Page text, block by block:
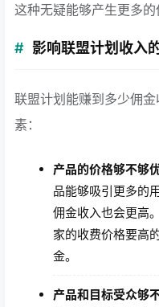
这种无疑能够产生更多的
影响联盟计划收入
联盟计划能赚到多少佣
素：
产品的价格够不够
品能够吸引更多的
佣金收入也会更高
家的收费价格要高
金。
产品和目标受众够